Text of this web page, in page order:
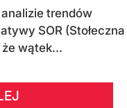
trendów
SOR (Stołeczna
że wątek...